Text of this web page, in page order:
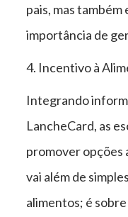
pais, mas também
importância de
4. Incentivo à
Integrando
LancheCard, as
promover opções
vai além de
alimentos; é